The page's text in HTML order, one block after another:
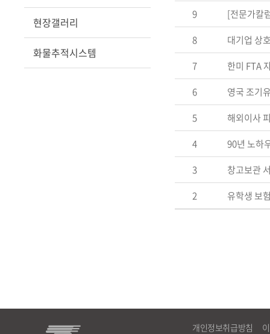
현장갤러리
화물추적시스템
9
[전문가칼
8
대기업 상
7
한미 FTA
6
영국 조기
5
해외이사
4
90년 노하
3
창고보관
2
유학생 보
개인정보취급방침